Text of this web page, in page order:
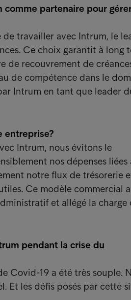
partenaire pour
travailler avec Intrum, le
Ce choix garantit à long
de recouvrement de
de compétence dans le
Intrum en tant que leader
entreprise?
Intrum, nous évitons le
nos dépenses liées
notre flux de trésorerie
Ce modèle commercial
et allégé la charge
pendant la crise du
Covid-19 a été très souple.
Et les défis posés par cette